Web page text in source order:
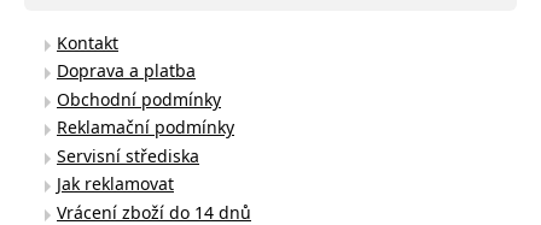
Kontakt
Doprava a platba
Obchodní podmínky
Reklamační podmínky
Servisní střediska
Jak reklamovat
Vrácení zboží do 14 dnů